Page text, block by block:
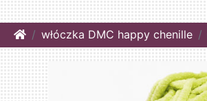
Homewłóczka DMC happy chenille